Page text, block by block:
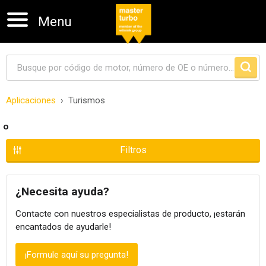
Menu
Skip navigation
Aplicaciones Turismos
o
Filtros
¿Necesita ayuda?
Contacte con nuestros especialistas de producto, ¡estarán
encantados de ayudarle!
¡Formule aquí su pregunta!